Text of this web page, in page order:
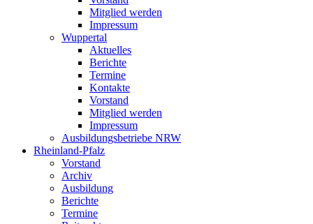
Mitglied werden
Impressum
Wuppertal
Aktuelles
Berichte
Termine
Kontakte
Vorstand
Mitglied werden
Impressum
Ausbildungsbetriebe NRW
Rheinland-Pfalz
Vorstand
Archiv
Ausbildung
Berichte
Termine